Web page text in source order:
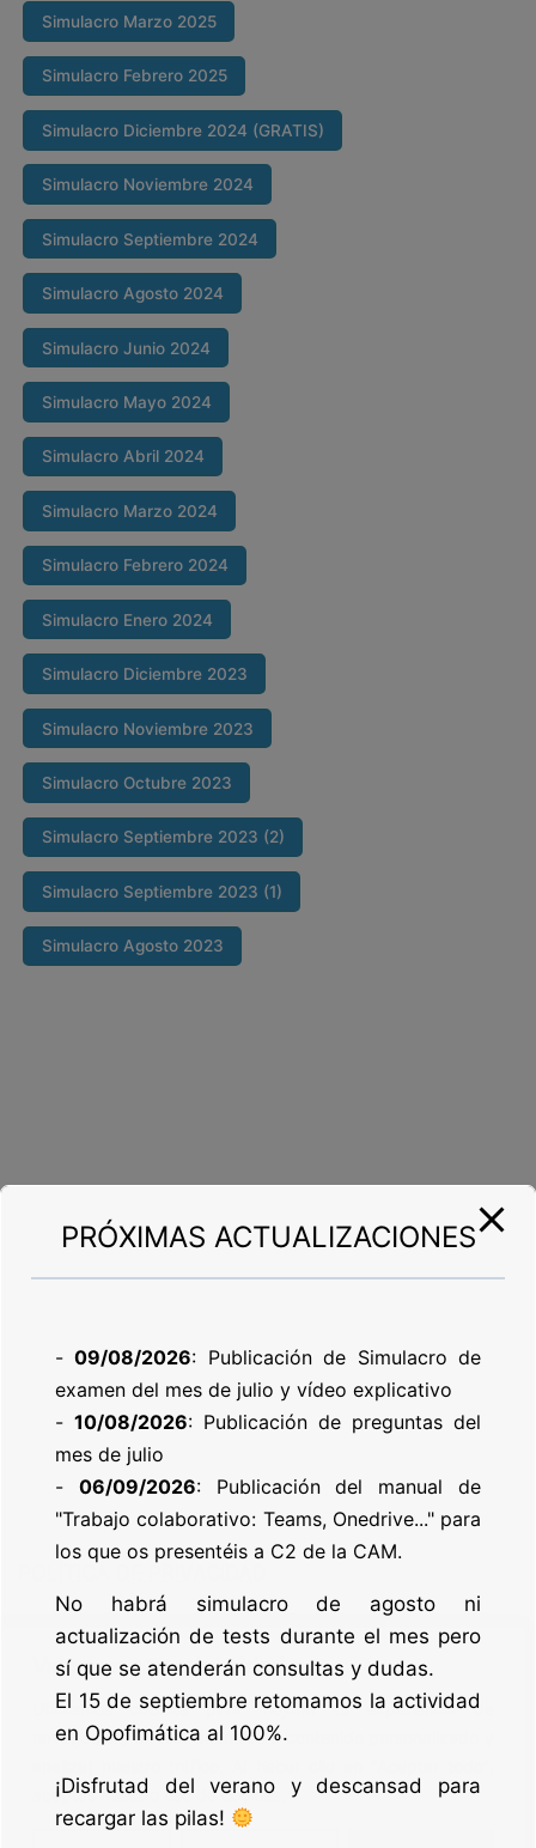
Valoramos tu privacidad
Utilizamos cookies para mejorar tu experiencia de
navegación, ofrecer anuncios o contenido personalizado y
aceptas nuestro uso de cookies.
Simulacro Marzo 2025
Simulacro Febrero 2025
Simulacro Diciembre 2024 (GRATIS)
Simulacro Noviembre 2024
Simulacro Septiembre 2024
Simulacro Agosto 2024
Simulacro Junio 2024
Simulacro Mayo 2024
Simulacro Abril 2024
Simulacro Marzo 2024
Simulacro Febrero 2024
Simulacro Enero 2024
Simulacro Diciembre 2023
Simulacro Noviembre 2023
Simulacro Octubre 2023
Simulacro Septiembre 2023 (2)
Simulacro Septiembre 2023 (1)
Simulacro Agosto 2023
POLÍTICA DE COOKIES
AVISO LEGAL Y CONDICIONES DE USO
© 2026 Opofimatica
PRÓXIMAS ACTUALIZACIONES
-09/08/2026: Publicación de Simulacro de
examen del mes de julio y vídeo explicativo
- 10/08/2026: Publicación de preguntas del
mes de julio
- 06/09/2026: Publicación del manual de
"Trabajo colaborativo: Teams, Onedrive..." para
los que os presentéis a C2 de la CAM.
No habrá simulacro de agosto ni
actualización de tests durante el mes pero
sí que se atenderán consultas y dudas.
El 15 de septiembre retomamos la actividad
en Opofimática al 100%.
¡Disfrutad del verano y descansad para
recargar las pilas!